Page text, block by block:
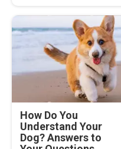
How Do You
Understand Your
Dog? Answers to